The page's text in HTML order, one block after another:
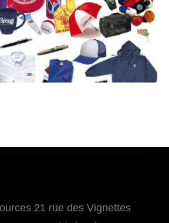
21 rue des Vignettes